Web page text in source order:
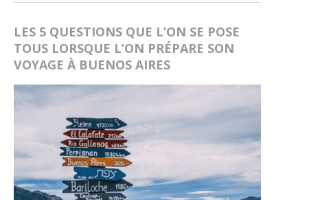
LES 5 QUESTIONS QUE L’ON SE POSE
TOUS LORSQUE L’ON PRÉPARE SON
VOYAGE À BUENOS AIRES